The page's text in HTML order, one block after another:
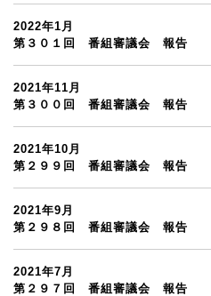
2022年1月
第３０１回 番組審議会 報告
2021年11月
第３００回 番組審議会 報告
2021年10月
第２９９回 番組審議会 報告
2021年9月
第２９８回 番組審議会 報告
2021年7月
第２９７回 番組審議会 報告